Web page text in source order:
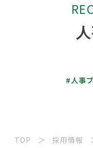
REC
人
#人事
TOP 採用情報